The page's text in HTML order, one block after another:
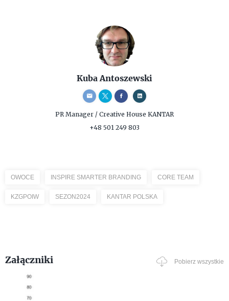
Kuba Antoszewski
PR Manager / Creative House KANTAR
+48 501 249 803
OWOCE INSPIRE SMARTER BRANDING CORE TEAM
KZGPOIW SEZON2024 KANTAR POLSKA
Załączniki Pobierz wszystkie